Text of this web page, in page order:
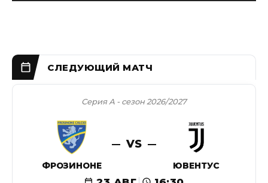
Серия А - сезон 2026/2027
ФРОЗИНОНЕ
VS
ЮВЕНТУС